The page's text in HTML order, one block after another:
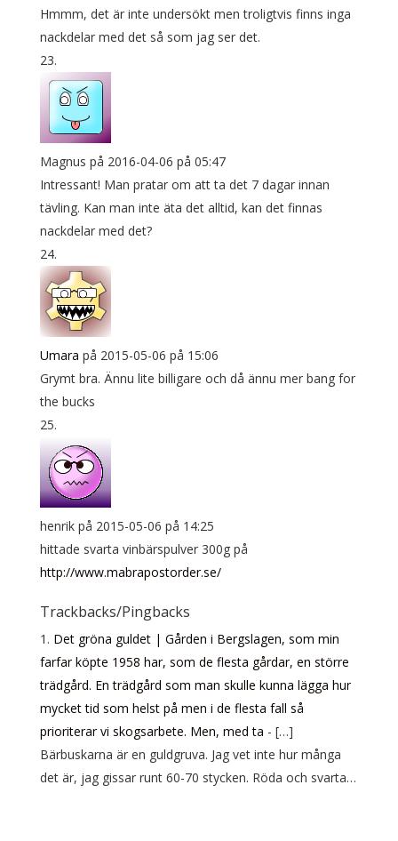
Hmmm, det är inte undersökt men troligtvis finns inga
nackdelar med det så som jag ser det.
Magnus på 2016-04-06 på 05:47
Intressant! Man pratar om att ta det 7 dagar innan
tävling. Kan man inte äta det alltid, kan det finnas
nackdelar med det?
Umara på 2015-05-06 på 15:06
Grymt bra. Ännu lite billigare och då ännu mer bang for
the bucks
henrik på 2015-05-06 på 14:25
hittade svarta vinbärspulver 300g på
http://www.mabrapostorder.se/
Trackbacks/Pingbacks
Det gröna guldet | Gården i Bergslagen, som min
farfar köpte 1958 har, som de flesta gårdar, en större
trädgård. En trädgård som man skulle kunna lägga hur
mycket tid som helst på men i de flesta fall så
prioriterar vi skogsarbete. Men, med ta - […]
Bärbuskarna är en guldgruva. Jag vet inte hur många
det är, jag gissar runt 60-70 stycken. Röda och svarta…